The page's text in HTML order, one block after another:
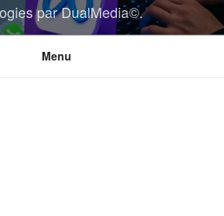
par DualMedia©.
Menu